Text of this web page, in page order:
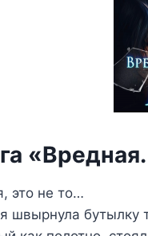
это не то…
швырнула бутылку